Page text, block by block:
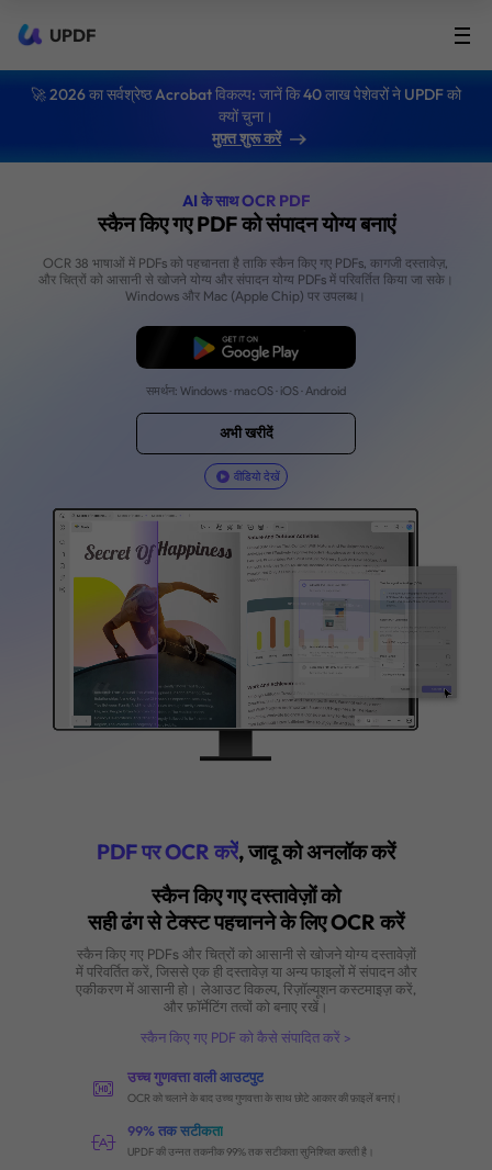
UPDF
🚀 2026 का सर्वश्रेष्ठ Acrobat विकल्प: जानें कि 40 लाख पेशेवरों ने UPDF को
क्यों चुना।
मुफ़्त शुरू करें
AI के साथ OCR PDF
स्कैन किए गए PDF को संपादन योग्य
OCR 38 भाषाओं में PDFs को पहचानता है ताकि स्कैन किए गए PDFs,
और चित्रों को आसानी से खोजने योग्य और संपादन योग्य PDFs में परिवर्तित
Windows और Mac (Apple Chip) पर उपलब्ध।
मुफ्त डाउनलोड
समर्थन: Windows · macOS · iOS · Android
अभी खरीदें
वीडियो देखें
PDF पर OCR करें
स्कैन किए गए दस्तावेज़ों को
सही ढंग से टेक्स्ट पहचानने के लिए OCR